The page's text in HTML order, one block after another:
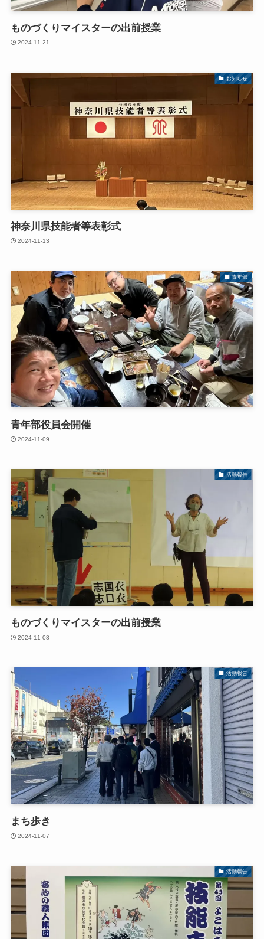
ものづくりマイスターの出前授業
2024-11-21
お知らせ
神奈川県技能者等表彰式
2024-11-13
青年部
青年部役員会開催
2024-11-09
活動報告
ものづくりマイスターの出前授業
2024-11-08
活動報告
まち歩き
2024-11-07
活動報告